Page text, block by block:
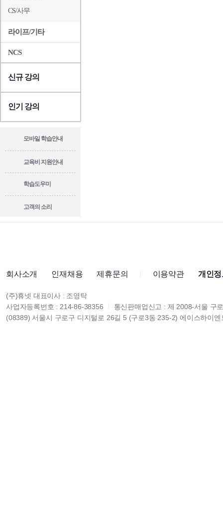
CS/사무
라이프/기타
NCS
신규 강의
인기 강의
모바일 학습안내
교육비 지원안내
학습도우미
고객의 소리
회사소개 인재채용 제휴문의 이용약관 개인
(주)휴넷 대표이사 : 조영탁
사업자등록번호 : 214-86-38356
통신판매업신고 : 제 2008-서울 구
(08389) 서울시 구로구 디지털로 26길 5 (구로3동 235-2) 에이스하이